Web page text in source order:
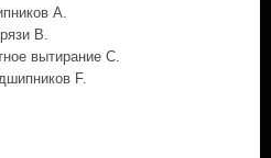
А.
В.
вытирание С.
F.